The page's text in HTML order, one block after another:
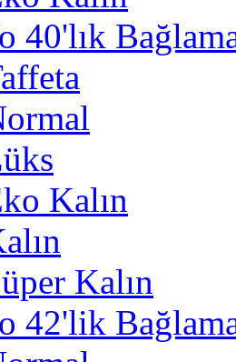
40'lık
Kalın
Kalın
42'lik